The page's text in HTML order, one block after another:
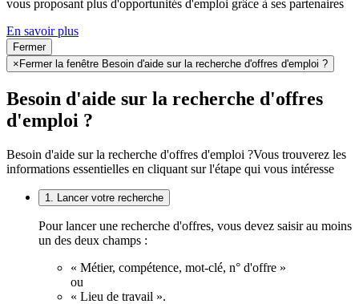
vous proposant plus d'opportunités d'emploi grâce à ses partenaires
En savoir plus
Fermer
× Fermer la fenêtre Besoin d'aide sur la recherche d'offres d'emploi ?
Besoin d'aide sur la recherche d'offres
d'emploi ?
Besoin d'aide sur la recherche d'offres d'emploi ?Vous trouverez les
informations essentielles en cliquant sur l'étape qui vous intéresse
1. Lancer votre recherche
Pour lancer une recherche d'offres, vous devez saisir au moins
un des deux champs :
« Métier, compétence, mot-clé, n° d'offre »
ou
« Lieu de travail ».